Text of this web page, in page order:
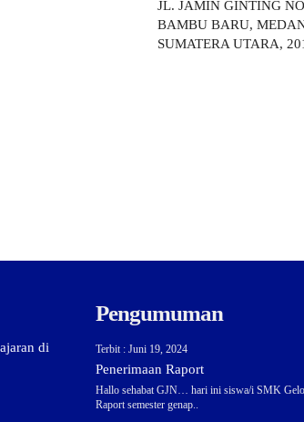
JL. JAMIN GINTING
BAMBU BARU,
SUMATERA UTARA,
di
Pengumuman
Terbit : Juni 19, 2024
Penerimaan Raport
Hallo sehabat GJN… hari ini siswa/i SMK
Raport semester genap..